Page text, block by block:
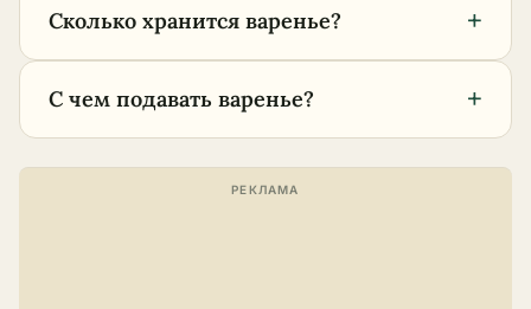
Сколько хранится варенье? +
С чем подавать варенье? +